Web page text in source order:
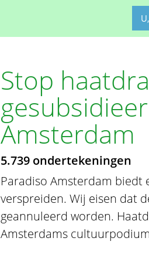
Stop
Amsterdam
5.739 ondertekeningen
Paradiso Amsterdam
verspreiden. Wij eisen dat
geannuleerd worden.
Amsterdams